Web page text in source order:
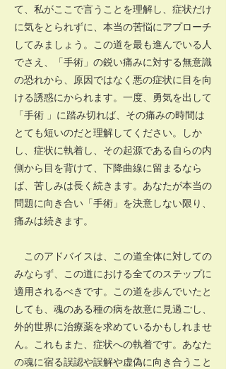
て、私がここで言うことを理解し、症状だけ
に気をとられずに、本当の苦悩にアプローチ
してみましょう。この道を最も進んでいる人
でさえ、「手術」の鋭い痛みに対する無意識
の恐れから、原因ではなく悪の症状に目を向
ける誘惑にかられます。一度、勇気を出して
「手術 」に踏み切れば、その痛みの時間は
とても短いのだと理解してください。しか
し、症状に執着し、その起源である自らの内
側から目を背けて、下降曲線に留まるなら
ば、苦しみは長く続きます。あなたが本当の
問題に向き合い「手術」を決意しない限り、
痛みは続きます。
このアドバイスは、この道全体に対しての
みならず、この道における全てのステップに
適用されるべきです。この道を歩んでいたと
しても、魂のある種の病を故意に見過ごし、
外的世界に治療薬を求めているかもしれませ
ん。これもまた、症状への執着です。あなた
の魂に宿る誤認や誤解や虚偽に向き合うこと